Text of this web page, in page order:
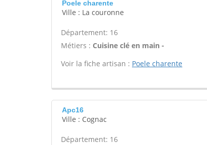
Poele charente
Ville : La couronne
Département: 16
Métiers : Cuisine clé en main -
Voir la fiche artisan : Poele charente
Apc16
Ville : Cognac
Département: 16